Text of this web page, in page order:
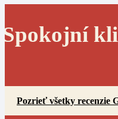
Spokojní
Pozrieť všetky recenzie